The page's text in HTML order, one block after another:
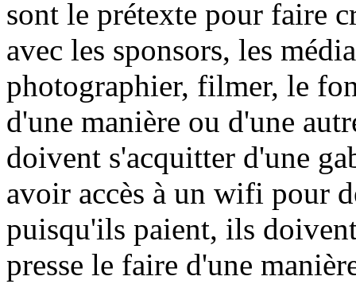
sont le prétexte pour faire
avec les sponsors, les
photographier, filmer, le
d'une manière ou d'une
doivent s'acquitter d'une
avoir accès à un wifi pour
puisqu'ils paient, ils
presse le faire d'une